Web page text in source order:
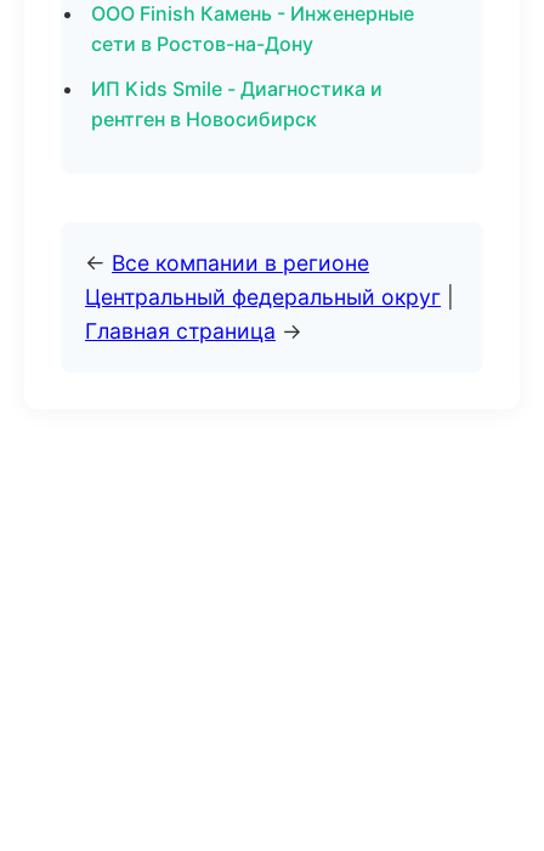
ООО Finish Камень - Инженерные
сети в Ростов-на-Дону
ИП Kids Smile - Диагностика и
рентген в Новосибирск
← Все компании в регионе
Центральный федеральный округ
Главная страница →